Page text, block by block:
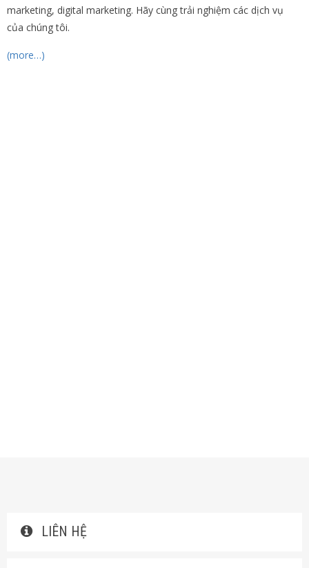
marketing, digital marketing. Hãy cùng trải nghiệm các dịch vụ
của chúng tôi.
(more…)
LIÊN HỆ